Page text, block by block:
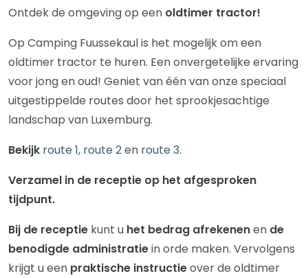
Ontdek de omgeving op een oldtimer tractor!
Op Camping Fuussekaul is het mogelijk om een
oldtimer tractor te huren. Een onvergetelijke ervaring
voor jong en oud! Geniet van één van onze speciaal
uitgestippelde routes door het sprookjesachtige
landschap van Luxemburg.
Bekijk route 1, route 2en route 3.
Verzamel in de receptie op het afgesproken
tijdpunt.
Bij de receptie kunt u het bedrag afrekenenen de
benodigde administratiein orde maken. Vervolgens
krijgt u een praktische instructieover de oldtimer